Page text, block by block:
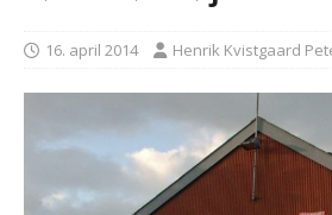
16. april 2014 Henrik Kvistgaard